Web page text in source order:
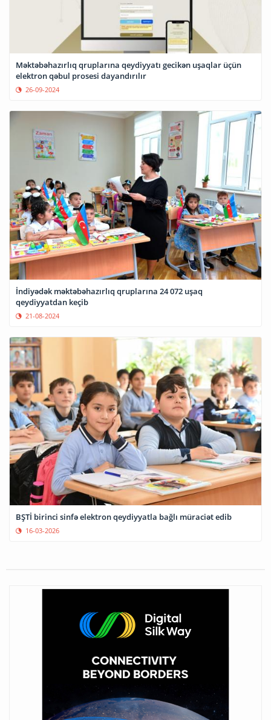
Məktəbəhazırlıq qruplarına qeydiyyatı gecikən uşaqlar üçün
elektron qəbul prosesi dayandırılır
26-09-2024
İndiyədək məktəbəhazırlıq qruplarına 24 072 uşaq
qeydiyyatdan keçib
21-08-2024
BŞTİ birinci sinfə elektron qeydiyyatla bağlı müraciət edib
16-03-2026